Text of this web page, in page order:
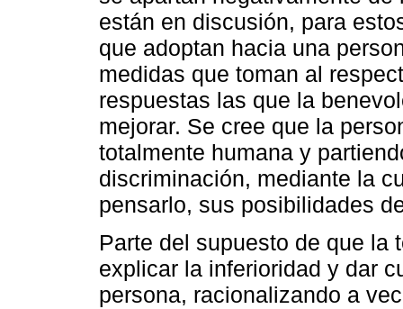
están en discusión, para
que adoptan hacia una
medidas que toman al
respuestas las que la
mejorar. Se cree que la
totalmente humana y
discriminación, mediante la
pensarlo, sus posibilidades
Parte del supuesto de que la
explicar la inferioridad y dar
persona, racionalizando a